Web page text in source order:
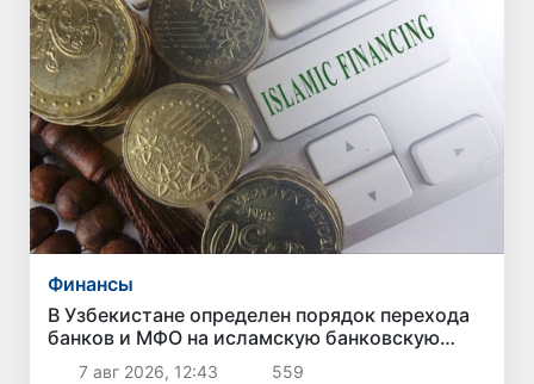
Финансы
В Узбекистане определен порядок перехода
банков и МФО на исламскую банковскую
деятельность
7 авг 2026, 12:43 559